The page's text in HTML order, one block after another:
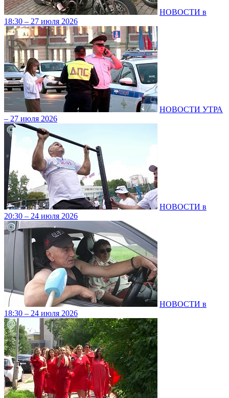
НОВОСТИ в
18:30 – 27 июля 2026
НОВОСТИ УТРА
– 27 июля 2026
НОВОСТИ в
20:30 – 24 июля 2026
НОВОСТИ в
18:30 – 24 июля 2026